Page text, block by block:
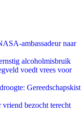
ambassadeur naar
alcoholmisbruik
voedt vrees voor
Gereedschapskist
vriend bezocht terecht